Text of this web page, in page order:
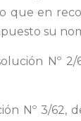
que en
su
Nº
Nº 3/62,